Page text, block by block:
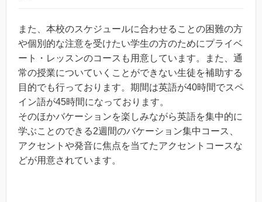
また、本校のスケジュールに合わせることの困難の方
や個別的な注意を受けたい学生の方のためにプライベ
ート・レッスンのコースも用意しています。また、通
常の授業についていくことができない生徒を補助する
目的でも行っております。期間は英語が40時間でスペ
イン語が45時間になっております。
そのほかバケーションを楽しみながら英語を集中的に
学ぶことのできる2週間のバケーション集中コース、
アクセントや発音に焦点を当てたアクセントコースな
どが用意されています。